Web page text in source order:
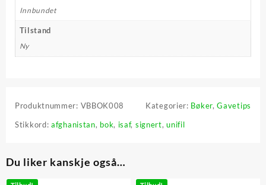
Innbundet
Tilstand
Ny
Produktnummer: VBBOK008 Kategorier: Bøker,Gavetips
Stikkord:afghanistan, bok, isaf, signert,unifil
Du liker kanskje også…